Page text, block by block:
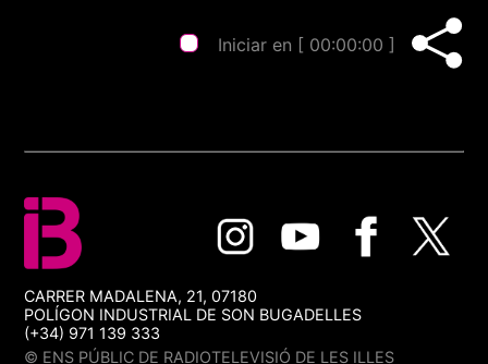
Iniciar en [ 00:00:00 ]
CARRER MADALENA, 21, 07180
POLÍGON INDUSTRIAL DE SON BUGADELLES
(+34) 971 139 333
© ENS PÚBLIC DE RADIOTELEVISIÓ DE LES ILLES